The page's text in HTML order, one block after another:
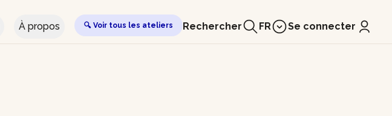
À propos 🔍 Voir tous les ateliers Rechercher FR Se connecter